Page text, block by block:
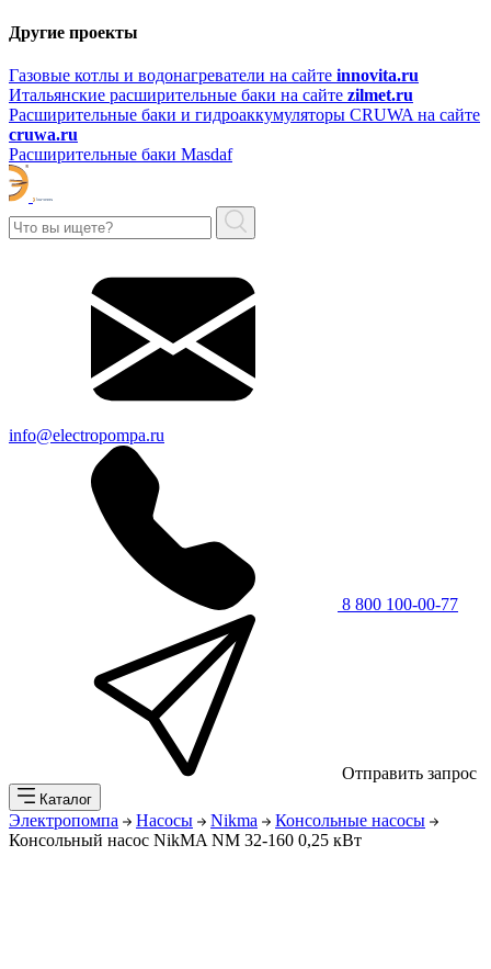
Другие проекты
Газовые котлы и водонагреватели на сайте innovita.ru
Итальянские расширительные баки на сайте zilmet.ru
Расширительные баки и гидроаккумуляторы CRUWA на сайте
cruwa.ru
Расширительные баки Masdaf
info@electropompa.ru
8 800 100-00-77
Отправить запрос
Каталог
Электропомпа Насосы Nikma
Консольные насосы
Консольный насос NikMA NM 32-160 0,25 кВт